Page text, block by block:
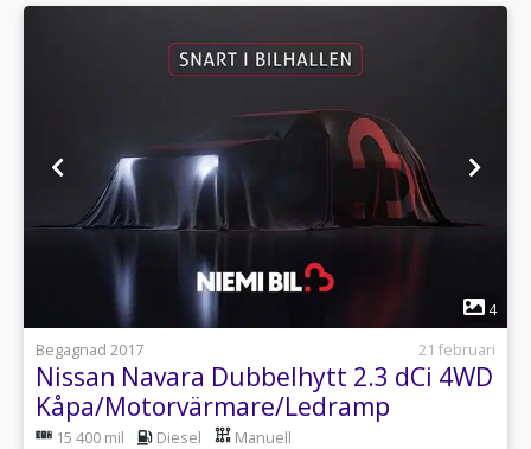
1
4
Begagnad 2017
21 februari
Nissan Navara Dubbelhytt 2.3 dCi 4WD
Kåpa/Motorvärmare/Ledramp
15 400 mil Diesel Manuell